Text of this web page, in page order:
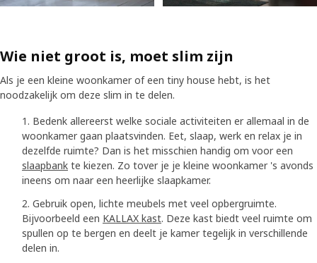
Wie niet groot is, moet slim zijn
Als je een kleine woonkamer of een tiny house hebt, is het
noodzakelijk om deze slim in te delen.
Bedenk allereerst welke sociale activiteiten er allemaal in de
woonkamer gaan plaatsvinden. Eet, slaap, werk en relax je in
dezelfde ruimte? Dan is het misschien handig om voor een
slaapbank te kiezen. Zo tover je je kleine woonkamer 's avonds
ineens om naar een heerlijke slaapkamer.
Gebruik open, lichte meubels met veel opbergruimte.
Bijvoorbeeld een KALLAX kast. Deze kast biedt veel ruimte om
spullen op te bergen en deelt je kamer tegelijk in verschillende
delen in.